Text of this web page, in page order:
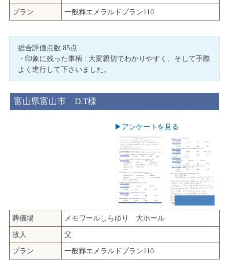
プラン 一般葬エメラルドプラン110
総合評価点数:85点
・印象に残った事柄 : 大変親切でわかりやすく、そして手際
よく進行して下さいました。
富山県富山市 D.T様
▶︎アンケートを見る
葬儀場 メモワールしらゆり 大ホール
故人 父
プラン 一般葬エメラルドプラン110